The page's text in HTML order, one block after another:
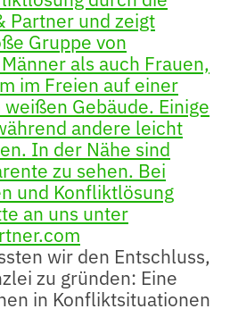
wir den Entschluss,
zu gründen: Eine
in Konfliktsituationen